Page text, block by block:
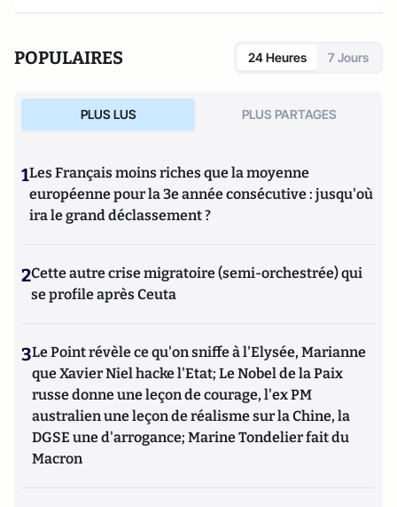
POPULAIRES 24 Heures 7 Jours
PLUS LUS PLUS PARTAGES
1Les Français moins riches que la moyenne
européenne pour la 3e année consécutive : jusqu'où
ira le grand déclassement ?
2Cette autre crise migratoire (semi-orchestrée) qui
se profile après Ceuta
3Le Point révèle ce qu'on sniffe à l'Elysée, Marianne
que Xavier Niel hacke l'Etat; Le Nobel de la Paix
russe donne une leçon de courage, l'ex PM
australien une leçon de réalisme sur la Chine, la
DGSE une d'arrogance; Marine Tondelier fait du
Macron